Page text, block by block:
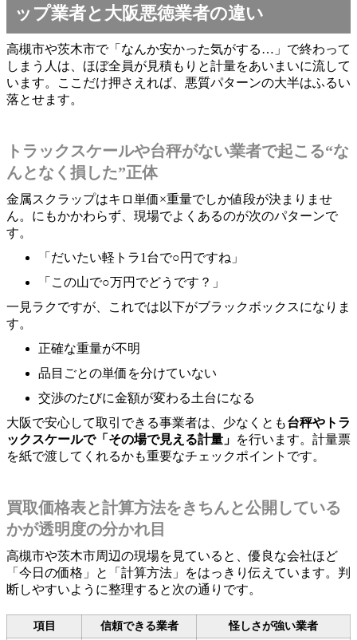
ップ業者と大阪悪徳業者の違い
高槻市や茨木市で「なんか安かった気がする…」で終わって
しまう人は、ほぼ全員が見積もりと計量をあいまいに流して
います。ここだけ押さえれば、悪質パターンの大半はふるい
落とせます。
トラックスケールや台秤がない業者で起こる“な
んとなく損した”正体
金属スクラップはキロ単価×重量でしか値段が決まりませ
ん。にもかかわらず、現場でよくあるのが次のパターンで
す。
「だいたい軽トラ1台で○円ですね」
「この山で○万円でどうです？」
一見ラクですが、これでは以下がブラックボックスになりま
す。
正確な重量が不明
品目ごとの単価を分けていない
交渉のたびに金額が変わる土台になる
大阪で安心して取引できる事業者は、少なくとも台秤やトラ
ックスケールで「その場で見える計量」 を行います。計量票
を紙で渡してくれるかも重要なチェックポイントです。
買取価格表と計算方法をきちんと公開している
かが透明度の分かれ目
高槻市や茨木市周辺の現場を見ていると、優良な会社ほど
「今日の価格」と「計算方法」をはっきり伝えています。判
断しやすいように整理すると次の通りです。
項目 信頼できる業者
怪しさが強い業者